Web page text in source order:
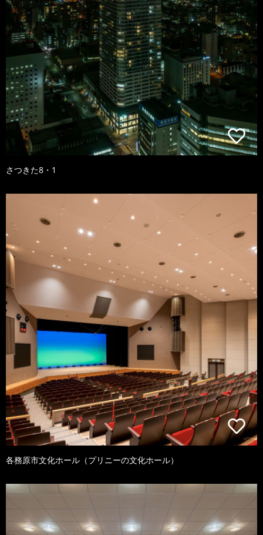
さつきた8・1
各務原市文化ホール（プリニーの文化ホール）